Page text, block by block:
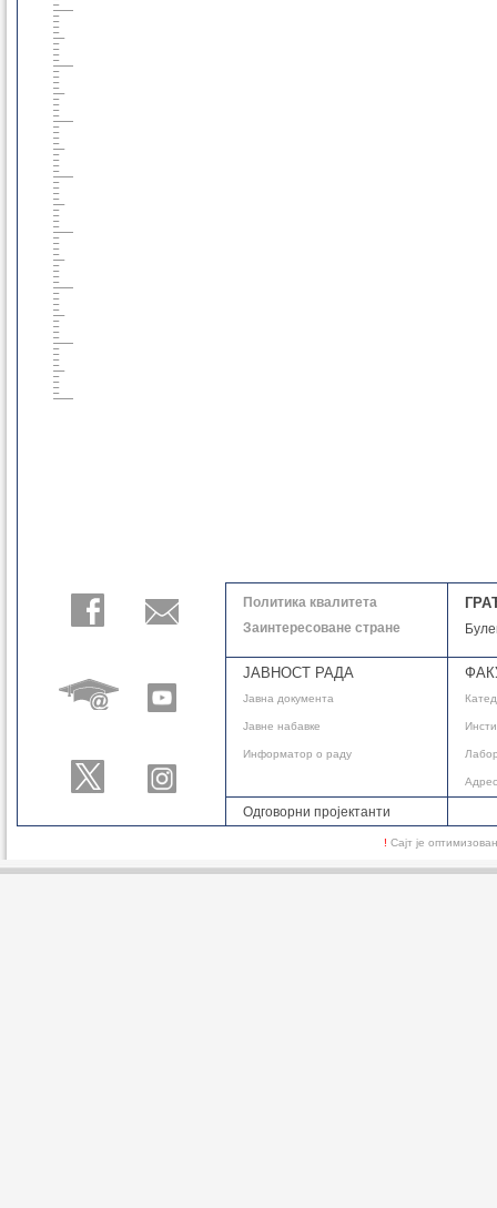
Политика квалитета
Заинтересоване стране
ЈАВНОСТ РАДА
Јавнa документа
Јавне набавке
Информатор о раду
Одговорни пројектанти
! Сајт је